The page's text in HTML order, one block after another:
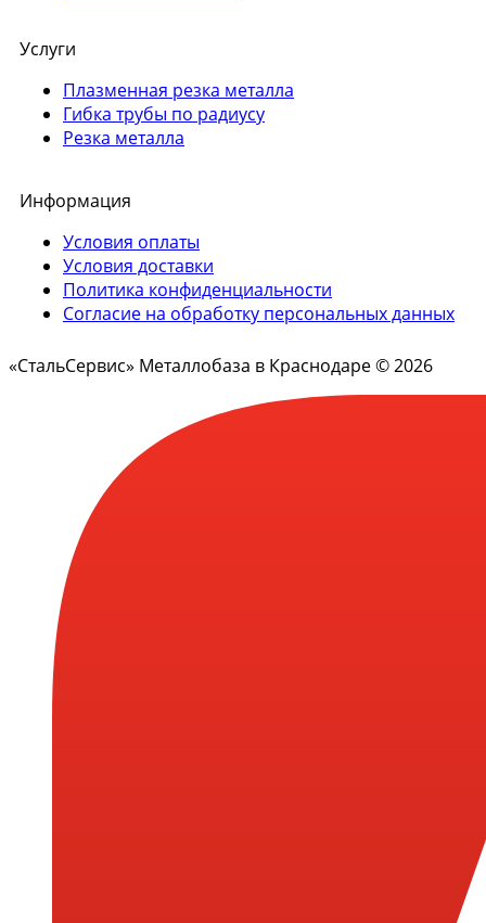
Услуги
Плазменная резка металла
Гибка трубы по радиусу
Резка металла
Информация
Условия оплаты
Условия доставки
Политика конфиденциальности
Согласие на обработку персональных данных
«СтальСервис» Металлобаза в Краснодаре © 2026